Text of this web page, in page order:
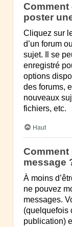
Comment
poster
Cliquez sur
d’un forum
sujet. Il se
enregistré
options
des forums,
nouveaux
fichiers, etc.
Haut
message
À moins
ne pouvez
messages.
(quelquefois
publication)